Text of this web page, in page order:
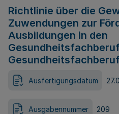
Richtlinie über die
Zuwendungen zur
Ausbildungen in den
Ausfertigungsdatum
Ausgabennummer 209